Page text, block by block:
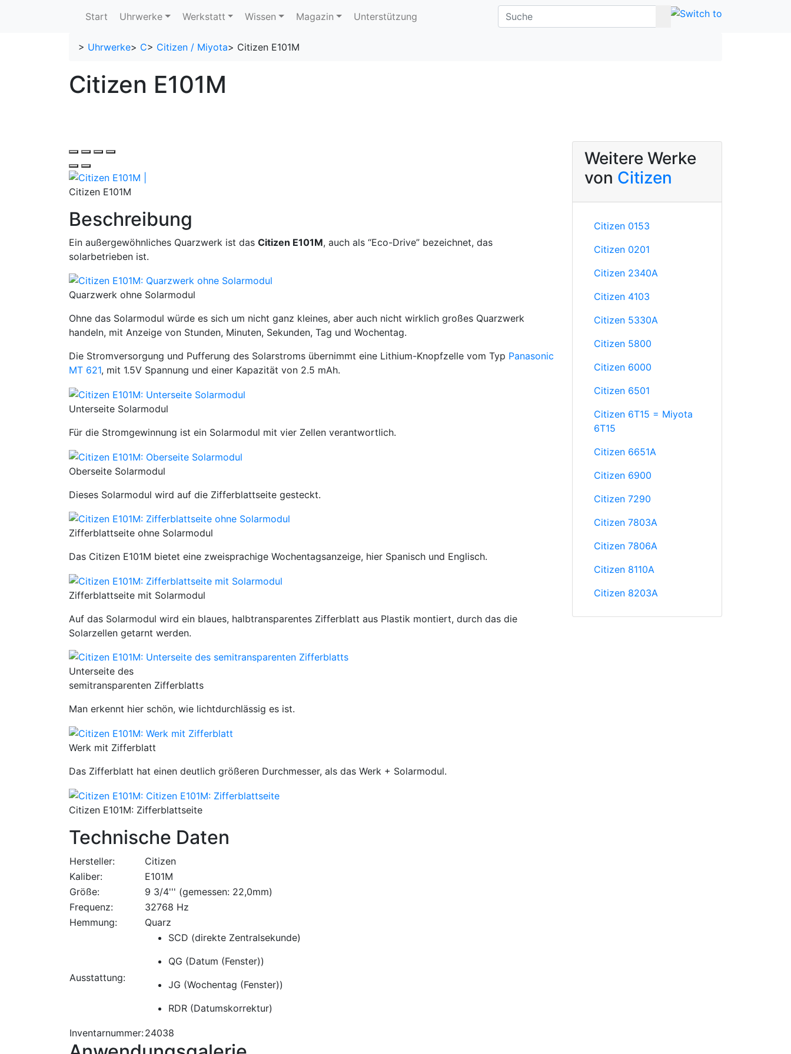
Start Uhrwerke Werkstatt Wissen Magazin Unterstützung
> Uhrwerke> C> Citizen / Miyota> Citizen E101M
Citizen E101M
Citizen E101M
Beschreibung
Ein außergewöhnliches Quarzwerk ist das Citizen E101M, auch als “Eco-Drive” bezeichnet, das
solarbetrieben ist.
Quarzwerk ohne Solarmodul
Ohne das Solarmodul würde es sich um nicht ganz kleines, aber auch nicht wirklich großes Quarzwerk
handeln, mit Anzeige von Stunden, Minuten, Sekunden, Tag und Wochentag.
Die Stromversorgung und Pufferung des Solarstroms übernimmt eine Lithium-Knopfzelle vom Typ Panasonic
MT 621, mit 1.5V Spannung und einer Kapazität von 2.5 mAh.
Unterseite Solarmodul
Für die Stromgewinnung ist ein Solarmodul mit vier Zellen verantwortlich.
Oberseite Solarmodul
Dieses Solarmodul wird auf die Zifferblattseite gesteckt.
Zifferblattseite ohne Solarmodul
Das Citizen E101M bietet eine zweisprachige Wochentagsanzeige, hier Spanisch und Englisch.
Zifferblattseite mit Solarmodul
Auf das Solarmodul wird ein blaues, halbtransparentes Zifferblatt aus Plastik montiert, durch das die
Solarzellen getarnt werden.
Unterseite des
semitransparenten Zifferblatts
Man erkennt hier schön, wie lichtdurchlässig es ist.
Werk mit Zifferblatt
Das Zifferblatt hat einen deutlich größeren Durchmesser, als das Werk + Solarmodul.
Citizen E101M: Zifferblattseite
Technische Daten
Hersteller:
Citizen
Kaliber:
E101M
Größe:
9 3/4''' (gemessen: 22,0mm)
Frequenz:
32768 Hz
Hemmung:
Quarz
Ausstattung:
SCD (direkte Zentralsekunde)
QG (Datum (Fenster))
JG (Wochentag (Fenster))
RDR (Datumskorrektur)
Inventarnummer:24038
Weitere Werke
von Citizen
Citizen 0153
Citizen 0201
Citizen 2340A
Citizen 4103
Citizen 5330A
Citizen 5800
Citizen 6000
Citizen 6501
Citizen 6T15 = Miyota
6T15
Citizen 6651A
Citizen 6900
Citizen 7290
Citizen 7803A
Citizen 7806A
Citizen 8110A
Citizen 8203A